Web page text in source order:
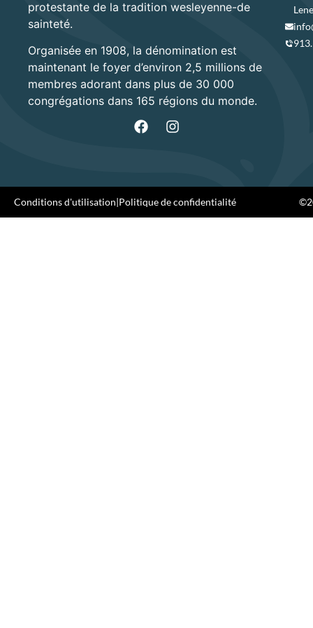
protestante de la tradition wesleyenne-de
sainteté.
Organisée en 1908, la dénomination est
maintenant le foyer d’environ 2,5 millions de
membres adorant dans plus de 30 000
congrégations dans 165 régions du monde.
Conditions d'utilisation|Politique de confidentialité